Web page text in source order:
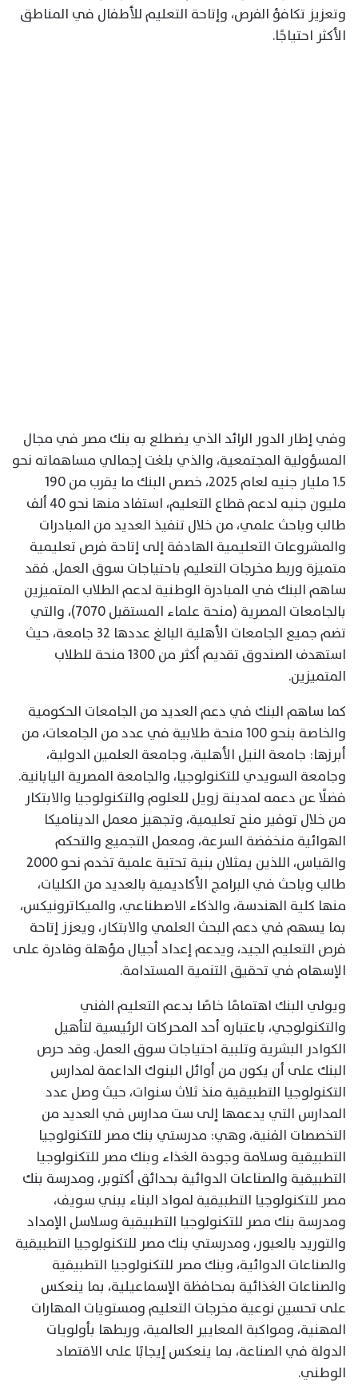
وتعزيز تكافؤ الفرص، وإتاحة التعليم للأطفال في المناطق
الأكثر احتياجًا.
وفي إطار الدور الرائد الذي يضطلع به بنك مصر في مجال
المسؤولية المجتمعية، والذي بلغت إجمالي مساهماته نحو
1.5 مليار جنيه لعام 2025، خصص البنك ما يقرب من 190
مليون جنيه لدعم قطاع التعليم، استفاد منها نحو 40 ألف
طالب وباحث علمي، من خلال تنفيذ العديد من المبادرات
والمشروعات التعليمية الهادفة إلى إتاحة فرص تعليمية
متميزة وربط مخرجات التعليم باحتياجات سوق العمل. فقد
ساهم البنك في المبادرة الوطنية لدعم الطلاب المتميزين
بالجامعات المصرية (منحة علماء المستقبل 7070)، والتي
تضم جميع الجامعات الأهلية البالغ عددها 32 جامعة، حيث
استهدف الصندوق تقديم أكثر من 1300 منحة للطلاب
المتميزين.
كما ساهم البنك في دعم العديد من الجامعات الحكومية
والخاصة بنحو 100 منحة طلابية في عدد من الجامعات، من
أبرزها: جامعة النيل الأهلية، وجامعة العلمين الدولية،
وجامعة السويدي للتكنولوجيا، والجامعة المصرية اليابانية.
فضلًا عن دعمه لمدينة زويل للعلوم والتكنولوجيا والابتكار
من خلال توفير منح تعليمية، وتجهيز معمل الديناميكا
الهوائية منخفضة السرعة، ومعمل التجميع والتحكم
والقياس، اللذين يمثلان بنية تحتية علمية تخدم نحو 2000
طالب وباحث في البرامج الأكاديمية بالعديد من الكليات،
منها كلية الهندسة، والذكاء الاصطناعي، والميكاترونيكس،
بما يسهم في دعم البحث العلمي والابتكار، ويعزز إتاحة
فرص التعليم الجيد، ويدعم إعداد أجيال مؤهلة وقادرة على
الإسهام في تحقيق التنمية المستدامة.
ويولي البنك اهتمامًا خاصًا بدعم التعليم الفني
والتكنولوجي، باعتباره أحد المحركات الرئيسية لتأهيل
الكوادر البشرية وتلبية احتياجات سوق العمل. وقد حرص
البنك على أن يكون من أوائل البنوك الداعمة لمدارس
التكنولوجيا التطبيقية منذ ثلاث سنوات، حيث وصل عدد
المدارس التي يدعمها إلى ست مدارس في العديد من
التخصصات الفنية، وهي: مدرستي بنك مصر للتكنولوجيا
التطبيقية وسلامة وجودة الغذاء وبنك مصر للتكنولوجيا
التطبيقية والصناعات الدوائية بحدائق أكتوبر، ومدرسة بنك
مصر للتكنولوجيا التطبيقية لمواد البناء ببني سويف،
ومدرسة بنك مصر للتكنولوجيا التطبيقية وسلاسل الإمداد
والتوريد بالعبور، ومدرستي بنك مصر للتكنولوجيا التطبيقية
والصناعات الدوائية، وبنك مصر للتكنولوجيا التطبيقية
والصناعات الغذائية بمحافظة الإسماعيلية، بما ينعكس
على تحسين نوعية مخرجات التعليم ومستويات المهارات
المهنية، ومواكبة المعايير العالمية، وربطها بأولويات
الدولة في الصناعة، بما ينعكس إيجابًا على الاقتصاد
الوطني.